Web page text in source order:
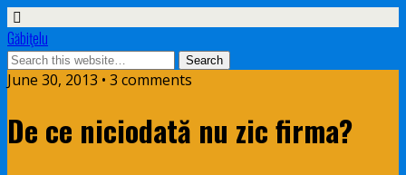
Găbiţelu
June 30, 2013 • 3 comments
De ce niciodată nu zic firma?